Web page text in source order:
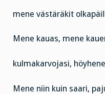
mene västäräkit
Mene kauas, mene
kulmakarvojasi,
Mene niin kuin saari,